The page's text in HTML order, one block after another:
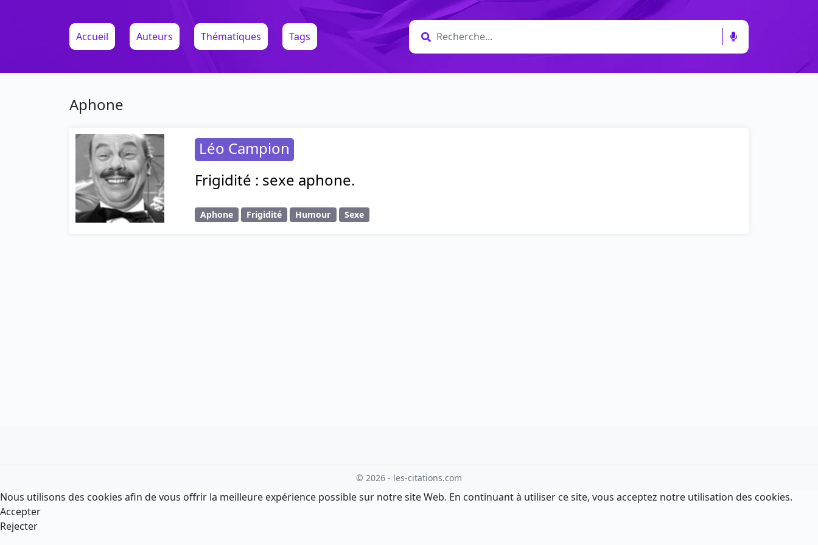
Accueil Auteurs Thématiques Tags
Aphone
Léo Campion
Frigidité : sexe aphone.
Aphone Frigidité Humour Sexe
© 2026 - les-citations.com
Nous utilisons des cookies afin de vous offrir la meilleure expérience possible sur notre site Web. En continuant à utiliser ce site, vous acceptez notre utilisation des cookies.
Accepter
Rejecter